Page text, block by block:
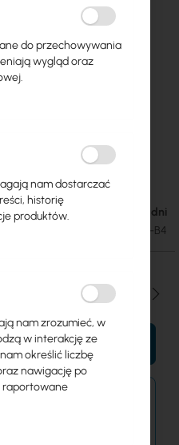
144J - 6xA/B
Dostępność: 1-2 dni
XB-TN-FOSC-400-B4
zostaną wysłane w
do przechowywania
wygląd oraz
nam dostarczać
historię
produktów.
nam zrozumieć, w
w interakcję ze
określić liczbę
nawigację po
raportowane